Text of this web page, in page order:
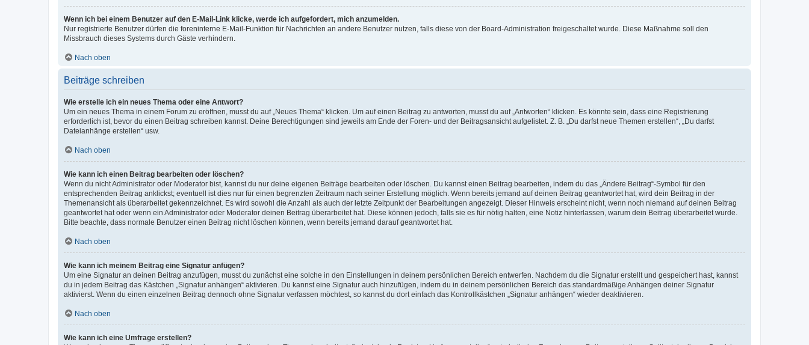
Wenn ich bei einem Benutzer auf den E-Mail-Link klicke, werde ich aufgefordert, mich anzumelden.
Nur registrierte Benutzer dürfen die foreninterne E-Mail-Funktion für Nachrichten an andere Benutzer nutzen, falls diese von der Board-Administration freigeschaltet wurde. Diese Maßnahme soll den
Missbrauch dieses Systems durch Gäste verhindern.
Nach oben
Beiträge schreiben
Wie erstelle ich ein neues Thema oder eine Antwort?
Um ein neues Thema in einem Forum zu eröffnen, musst du auf „Neues Thema“ klicken. Um auf einen Beitrag zu antworten, musst du auf „Antworten“ klicken. Es könnte sein, dass eine Registrierung
erforderlich ist, bevor du einen Beitrag schreiben kannst. Deine Berechtigungen sind jeweils am Ende der Foren- und der Beitragsansicht aufgelistet. Z. B. „Du darfst neue Themen erstellen“, „Du darfst
Dateianhänge erstellen“ usw.
Nach oben
Wie kann ich einen Beitrag bearbeiten oder löschen?
Wenn du nicht Administrator oder Moderator bist, kannst du nur deine eigenen Beiträge bearbeiten oder löschen. Du kannst einen Beitrag bearbeiten, indem du das „Ändere Beitrag“-Symbol für den
entsprechenden Beitrag anklickst; eventuell ist dies nur für einen begrenzten Zeitraum nach seiner Erstellung möglich. Wenn bereits jemand auf deinen Beitrag geantwortet hat, wird dein Beitrag in der
Themenansicht als überarbeitet gekennzeichnet. Es wird sowohl die Anzahl als auch der letzte Zeitpunkt der Bearbeitungen angezeigt. Dieser Hinweis erscheint nicht, wenn noch niemand auf deinen Beitrag
geantwortet hat oder wenn ein Administrator oder Moderator deinen Beitrag überarbeitet hat. Diese können jedoch, falls sie es für nötig halten, eine Notiz hinterlassen, warum dein Beitrag überarbeitet wurde.
Bitte beachte, dass normale Benutzer einen Beitrag nicht löschen können, wenn bereits jemand darauf geantwortet hat.
Nach oben
Wie kann ich meinem Beitrag eine Signatur anfügen?
Um eine Signatur an deinen Beitrag anzufügen, musst du zunächst eine solche in den Einstellungen in deinem persönlichen Bereich entwerfen. Nachdem du die Signatur erstellt und gespeichert hast, kannst
du in jedem Beitrag das Kästchen „Signatur anhängen“ aktivieren. Du kannst eine Signatur auch hinzufügen, indem du in deinem persönlichen Bereich das standardmäßige Anhängen deiner Signatur
aktivierst. Wenn du einen einzelnen Beitrag dennoch ohne Signatur verfassen möchtest, so kannst du dort einfach das Kontrollkästchen „Signatur anhängen“ wieder deaktivieren.
Nach oben
Wie kann ich eine Umfrage erstellen?